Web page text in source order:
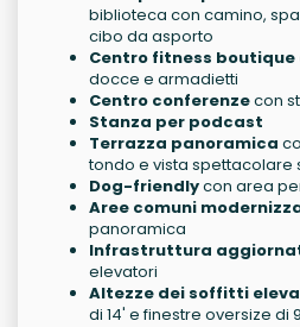
biblioteca con camino,
cibo da asporto
Centro fitness
docce e armadietti
Centro conferenzecon
Stanza per podcast
Terrazza panoramica
tondo e vista spettacolare
Dog-friendlycon area
Aree comuni
panoramica
Infrastruttura
elevatori
Altezze dei soffitti
di 14' e finestre oversize di